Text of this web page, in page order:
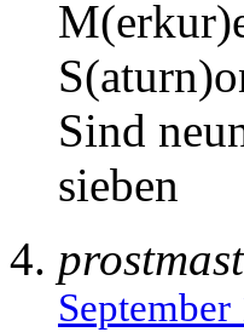
Sind
sieben